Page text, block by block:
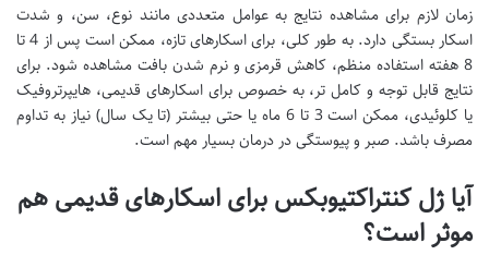
زمان لازم برای مشاهده نتایج به عوامل متعددی مانند نوع، سن، و شدت
اسکار بستگی دارد. به طور کلی، برای اسکارهای تازه، ممکن است پس از 4 تا
8 هفته استفاده منظم، کاهش قرمزی و نرم شدن بافت مشاهده شود. برای
نتایج قابل توجه و کامل تر، به خصوص برای اسکارهای قدیمی، هایپرتروفیک
یا کلوئیدی، ممکن است 3 تا 6 ماه یا حتی بیشتر (تا یک سال) نیاز به تداوم
مصرف باشد. صبر و پیوستگی در درمان بسیار مهم است.
آیا ژل کنتراکتیوبکس برای اسکارهای قدیمی هم
موثر است؟